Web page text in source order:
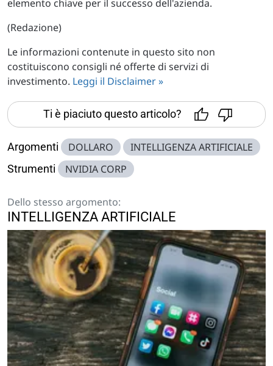
elemento chiave per il successo dell'azienda.
(Redazione)
Le informazioni contenute in questo sito non
costituiscono consigli né offerte di servizi di
investimento. Leggi il Disclaimer »
Ti è piaciuto questo articolo?
Argomenti DOLLARO INTELLIGENZA ARTIFICIALE
Strumenti NVIDIA CORP
Dello stesso argomento:
INTELLIGENZA ARTIFICIALE